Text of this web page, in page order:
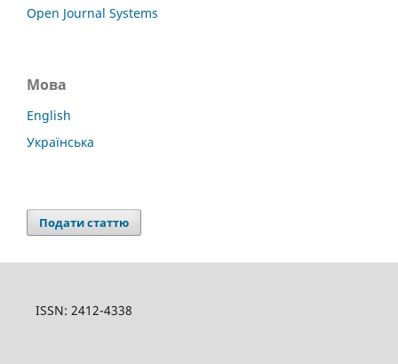
Open Journal Systems
Мова
English
Українська
Подати статтю
ISSN: 2412-4338